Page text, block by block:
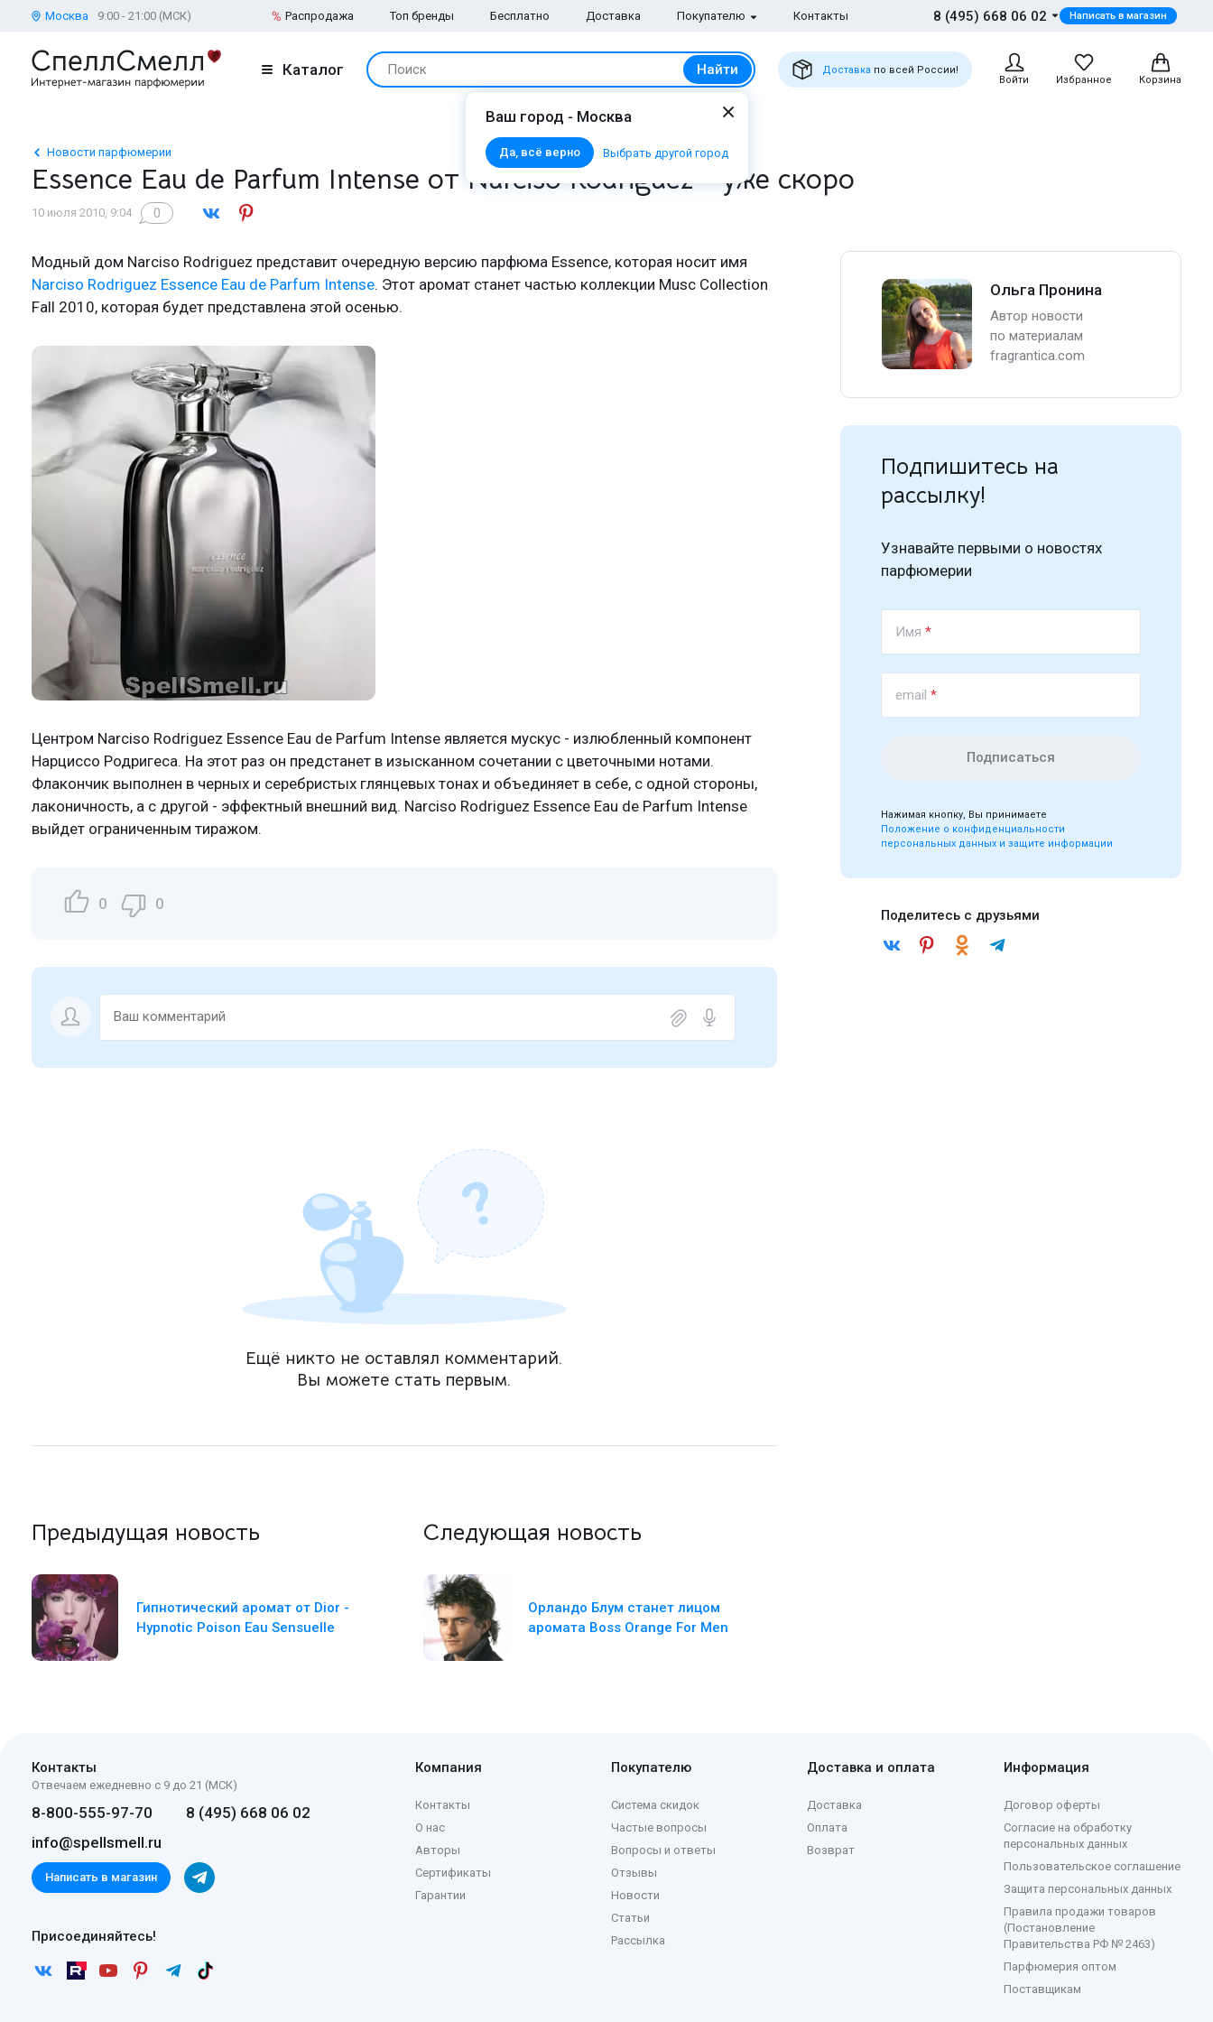
Москва 9:00 - 21:00 (МСК) Распродажа Топ бренды Бесплатно Доставка Покупателю Контакты 8 (495) 668 06 02 Написать в магазин
Каталог Поиск Найти Доставка по всей России!
Войти
Избранное Корзина
Ваш город - Москва
Да, всё верно Выбрать другой город
Новости парфюмерии
Essence Eau de Parfum Intense от Narciso Rodriguez - уже скоро
10 июля 2010, 9:04 0
Модный дом Narciso Rodriguez представит очередную версию парфюма Essence, которая носит имя
Narciso Rodriguez Essence Eau de Parfum Intense. Этот аромат станет частью коллекции Musc Collection
Fall 2010, которая будет представлена этой осенью.
Центром Narciso Rodriguez Essence Eau de Parfum Intense является мускус - излюбленный компонент
Нарциссо Родригеса. На этот раз он предстанет в изысканном сочетании с цветочными нотами.
Флакончик выполнен в черных и серебристых глянцевых тонах и объединяет в себе, с одной стороны,
лаконичность, а с другой - эффектный внешний вид. Narciso Rodriguez Essence Eau de Parfum Intense
выйдет ограниченным тиражом.
0 0
Ещё никто не оставлял комментарий.
Вы можете стать первым.
Предыдущая новость
Гипнотический аромат от Dior -
Hypnotic Poison Eau Sensuelle
Следующая новость
Орландо Блум станет лицом
аромата Boss Orange For Men
Ольга Пронина
Автор новости
по материалам
fragrantica.com
Подпишитесь на
рассылку!
Узнавайте первыми о новостях
парфюмерии
Имя *
email *
Подписаться
Нажимая кнопку, Вы принимаете
Положение о конфиденциальности
персональных данных и защите информации
Поделитесь с друзьями
Контакты
Отвечаем ежедневно с 9 до 21 (МСК)
8-800-555-97-70
8 (495) 668 06 02
info@spellsmell.ru
Написать в магазин
Присоединяйтесь!
Компания
Контакты
О нас
Авторы
Сертификаты
Гарантии
Покупателю
Система скидок
Частые вопросы
Вопросы и ответы
Отзывы
Новости
Статьи
Рассылка
Доставка и оплата
Доставка
Оплата
Возврат
Информация
Договор оферты
Согласие на обработку
персональных данных
Пользовательское соглашение
Защита персональных данных
Правила продажи товаров
(Постановление
Правительства РФ № 2463)
Парфюмерия оптом
Поставщикам